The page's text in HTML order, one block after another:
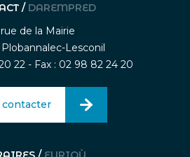
/ DAREMPRED
rue de la Mairie
Lesconil
22 - Fax : 02 98 82 24 20
contacter